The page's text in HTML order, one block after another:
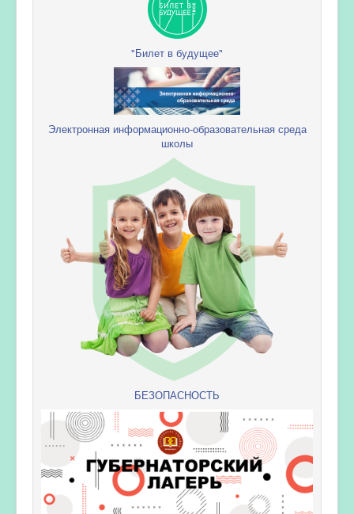
"Билет в будущее"
Электронная информационно-образовательная среда
школы
БЕЗОПАСНОСТЬ